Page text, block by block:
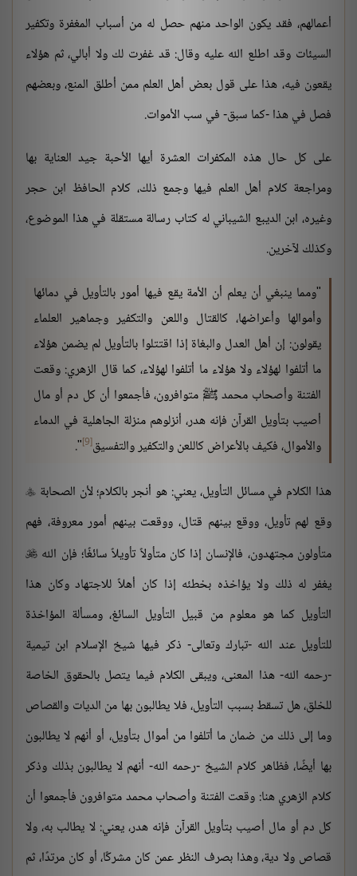
أعمالهم، فقد يكون الواحد منهم حصل له من أسباب المغفرة وتكفير
السيئات وقد اطلع الله عليه وقال: قد غفرت لك ولا أبالي، ثم هؤلاء
يقعون فيه، هذا على قول بعض أهل العلم ممن أطلق المنع، وبعضهم
فصل في هذا -كما سبق- في سب الأموات.
على كل حال هذه المكفرات العشرة أيها الأحبة جيد العناية بها
ومراجعة كلام أهل العلم فيها وجمع ذلك، كلام الحافظ ابن حجر
وغيره، ابن الديبع الشيباني له كتاب رسالة مستقلة في هذا الموضوع،
وكذلك لآخرين.
"ومما ينبغي أن يعلم أن الأمة يقع فيها أمور بالتأويل في دمائها
وأموالها وأعراضها، كالقتال واللعن والتكفير وجماهير العلماء
يقولون: إن أهل العدل والبغاة إذا اقتتلوا بالتأويل لم يضمن هؤلاء
ما أتلفوا لهؤلاء ولا هؤلاء ما أتلفوا لهؤلاء، كما قال الزهري: وقعت
الفتنة وأصحاب محمد ﷺ متوافرون، فأجمعوا أن كل دم أو مال
أصيب بتأويل القرآن فإنه هدر، أنزلوهم منزلة الجاهلية في الدماء
والأموال، فكيف بالأعراض كاللعن والتكفير والتفسيق[9]
".
هذا الكلام في مسائل التأويل، يعني: هو أنجر بالكلام؛ لأن الصحابة 
وقع لهم تأويل، ووقع بينهم قتال، ووقعت بينهم أمور معروفة، فهم
متأولون مجتهدون، فالإنسان إذا كان متأولاً تأويلاً سائغًا؛ فإن الله 
يغفر له ذلك ولا يؤاخذه بخطئه إذا كان أهلاً للاجتهاد وكان هذا
التأويل كما هو معلوم من قبيل التأويل السائغ، ومسألة المؤاخذة
للتأويل عند الله -تبارك وتعالى- ذكر فيها شيخ الإسلام ابن تيمية
-رحمه الله- هذا المعنى، ويبقى الكلام فيما يتصل بالحقوق الخاصة
للخلق، هل تسقط بسبب التأويل، فلا يطالبون بها من الديات والقصاص
وما إلى ذلك من ضمان ما أتلفوا من أموال بتأويل، أو أنهم لا يطالبون
بها أيضًا، فظاهر كلام الشيخ -رحمه الله- أنهم لا يطالبون بذلك وذكر
كلام الزهري هنا: وقعت الفتنة وأصحاب محمد متوافرون فأجمعوا أن
كل دم أو مال أصيب بتأويل القرآن فإنه هدر، يعني: لا يطالب به، ولا
قصاص ولا دية، وهذا بصرف النظر عمن كان مشركًا، أو كان مرتدًا، ثم